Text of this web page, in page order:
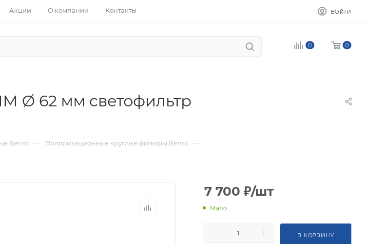
Акции О компании Контакты ВОЙТИ
0 0
Ø 62 мм светофильтр
Benro — Поляризационные круглые фильтры Benro —
7 700 ₽/шт
Мало
В КОРЗИНУ